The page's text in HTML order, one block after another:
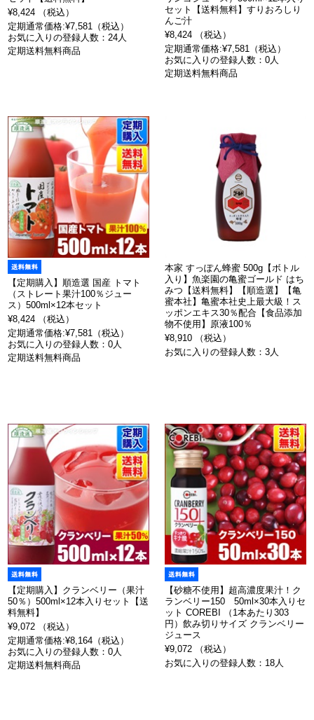
¥8,424 （税込）
定期通常価格:¥7,581（税込）
お気に入りの登録人数：24人
定期送料無料商品
セット【送料無料】すりおろしり
んご汁
¥8,424 （税込）
定期通常価格:¥7,581（税込）
お気に入りの登録人数：0人
定期送料無料商品
【定期購入】順造選 国産 トマト
（ストレート果汁100％ジュー
ス）500ml×12本セット
¥8,424 （税込）
定期通常価格:¥7,581（税込）
お気に入りの登録人数：0人
定期送料無料商品
本家 すっぽん蜂蜜 500g【ボトル
入り】魚楽園の亀蜜ゴールド はち
みつ【送料無料】【順造選】【亀
蜜本社】亀蜜本社史上最大級！ス
ッポンエキス30％配合【食品添加
物不使用】原液100％
¥8,910 （税込）
お気に入りの登録人数：3人
【定期購入】クランベリー（果汁
50％）500ml×12本入りセット【送
料無料】
¥9,072 （税込）
定期通常価格:¥8,164（税込）
お気に入りの登録人数：0人
定期送料無料商品
【砂糖不使用】超高濃度果汁！ク
ランベリー150 50ml×30本入りセ
ット COREBI （1本あたり303
円）飲み切りサイズ クランベリー
ジュース
¥9,072 （税込）
お気に入りの登録人数：18人